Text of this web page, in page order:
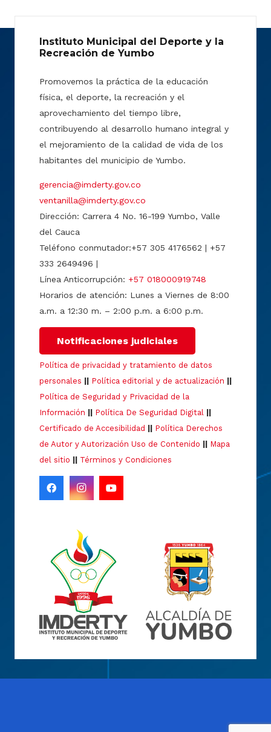
Instituto Municipal del Deporte y la
Recreación de Yumbo
Promovemos la práctica de la educación
física, el deporte, la recreación y el
aprovechamiento del tiempo libre,
contribuyendo al desarrollo humano integral y
el mejoramiento de la calidad de vida de los
habitantes del municipio de Yumbo.
gerencia@imderty.gov.co
ventanilla@imderty.gov.co
Dirección: Carrera 4 No. 16-199 Yumbo, Valle
del Cauca
Teléfono conmutador:+57 305 4176562 | +57
333 2649496 |
Línea Anticorrupción: +57 018000919748
Horarios de atención: Lunes a Viernes de 8:00
a.m. a 12:30 m. – 2:00 p.m. a 6:00 p.m.
Notificaciones judiciales
Política de privacidad y tratamiento de datos
personales || Política editorial y de actualización ||
Política de Seguridad y Privacidad de la
Información || Política De Seguridad Digital ||
Certificado de Accesibilidad || Política Derechos
de Autor y Autorización Uso de Contenido || Mapa
del sitio || Términos y Condiciones